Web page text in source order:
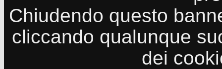
Chiudendo questo
cliccando qualunque
dei